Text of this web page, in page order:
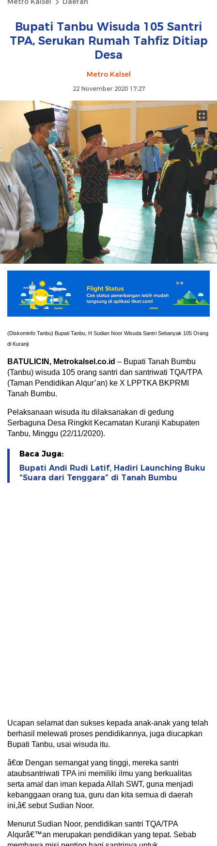
Bupati Tanbu Wisuda 105 Santri
TPA, Serukan Rumah Tahfiz Ditiap
Desa
Metro Kalsel
22 November 2020 17:27
(Diskominfo Tanbu) Bupati Tanbu, H Sudian Noor Wisuda Santri Sebanyak 105 Orang
di Kuranji
BATULICIN, Metrokalsel.co.id – Bupati Tanah Bumbu
(Tanbu) wisuda 105 orang santri dan santriwati TQA/TPA
(Taman Pendidikan Alqur’an) ke X LPPTKA BKPRMI
Tanah Bumbu.
Pelaksanaan wisuda itu dilaksanakan di gedung
Serbaguna Desa Ringkit Kecamatan Kuranji Kabupaten
Tanbu, Minggu (22/11/2020).
Baca Juga:
Bupati Andi Rudi Latif, Hadiri Launching Buku
“Suara dari Tenggara” di Tanah Bumbu
Ucapan selamat dan sukses kepada anak-anak yang telah
berhasil melewati proses pendidikannya, juga diucapkan
Bupati Tanbu, usai wisuda itu.
â€œ Dengan semangat yang tinggi, mereka santri
ataubsantriwati TPA ini memiliki ilmu yang berkualitas
serta amal dan iman kepada Allah SWT, guna menjadi
kebanggaan orang tua, guru dan kita semua di daerah
ini,â€ sebut Sudian Noor.
Menurut Sudian Noor, pendidikan santri TQA/TPA
Alqurâ€™an merupakan pendidikan yang tepat. Sebab